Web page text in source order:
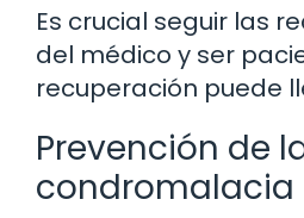
Es crucial seguir las
del médico y ser
recuperación puede
Prevención de
condromalacia